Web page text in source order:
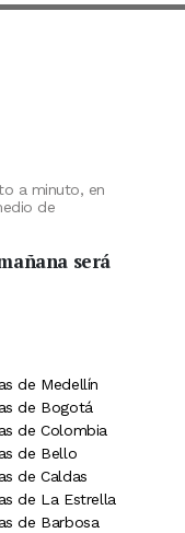
TikTok
Minuto30 en
en LinkedIn
en
a minuto, en
de
será
de Medellín
de Bogotá
de Colombia
de Bello
de Caldas
de La Estrella
de Barbosa